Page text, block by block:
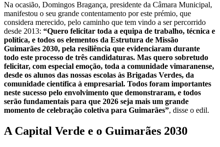
Na ocasião, Domingos Bragança, presidente da Câmara Municipal,
manifestou o seu grande contentamento por este prémio, que
considera merecido, pelo caminho que tem vindo a ser percorrido
desde 2013: “Quero felicitar toda a equipa de trabalho, técnica e
política, e todos os elementos da Estrutura de Missão
Guimarães 2030, pela resiliência que evidenciaram durante
todo este processo de três candidaturas. Mas quero sobretudo
felicitar, com especial emoção, toda a comunidade vimaranense,
desde os alunos das nossas escolas às Brigadas Verdes, da
comunidade científica à empresarial. Todos foram importantes
neste sucesso pelo envolvimento que demonstraram, e todos
serão fundamentais para que 2026 seja mais um grande
momento de celebração coletiva para Guimarães”, disse o edil.
A Capital Verde e o Guimarães 2030